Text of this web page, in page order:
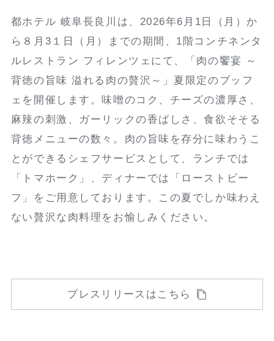
都ホテル 岐阜長良川は、2026年6月1日（月）か
ら８月3１日（月）までの期間、1階コンチネンタ
ルレストラン フィレンツェにて、「肉の饗宴 ～
背徳の旨味 溢れる肉の贅沢～」夏限定のブッフ
ェを開催します。味噌のコク、チーズの濃厚さ、
麻辣の刺激、ガーリックの香ばしさ、食欲そそる
背徳メニューの数々。肉の旨味を存分に味わうこ
とができるシェフサービスとして、ランチでは
「トマホーク」、ディナーでは「ローストビー
フ」をご用意しております。この夏でしか味わえ
ない贅沢な肉料理をお愉しみください。
プレスリリースはこちら